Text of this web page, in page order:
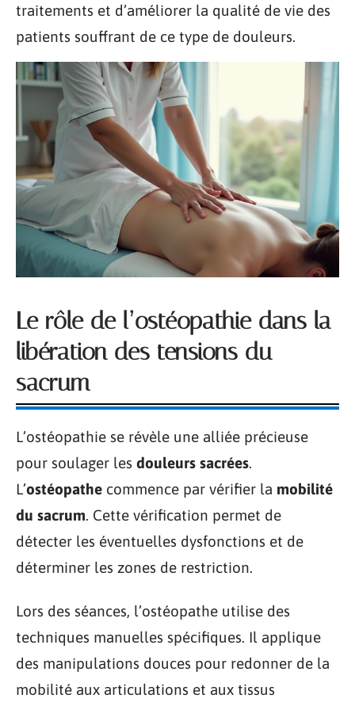
traitements et d’améliorer la qualité de vie des
patients souffrant de ce type de douleurs.
Le rôle de l’ostéopathie dans la
libération des tensions du
sacrum
L’ostéopathie se révèle une alliée précieuse
pour soulager les douleurs sacrées.
L’ostéopathe commence par vérifier la mobilité
du sacrum. Cette vérification permet de
détecter les éventuelles dysfonctions et de
déterminer les zones de restriction.
Lors des séances, l’ostéopathe utilise des
techniques manuelles spécifiques. Il applique
des manipulations douces pour redonner de la
mobilité aux articulations et aux tissus